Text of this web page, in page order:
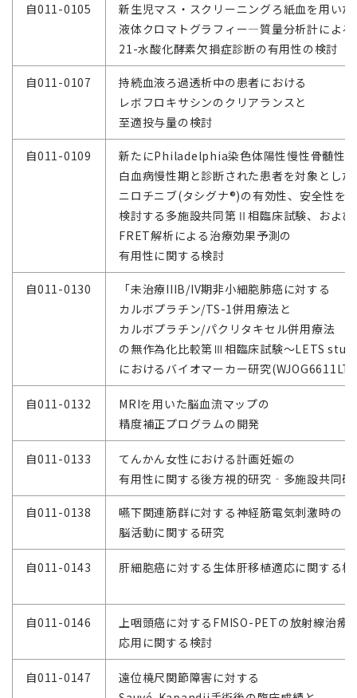
自011-0105
新生児マス・スクリーニングろ紙血を用いた
液体クロマトグラフィー―質量分析計による
21-水酸化酵素欠損症診断の有用性の検討
自011-0107
持続血液ろ過透析中の患者における
レボフロキサシンのクリアランスと
至適投与量の検討
自011-0109
新たにPhiladelphia染色体陽性慢性骨髄性
白血病慢性期と診断された患者を対象とした
ニロチニブ(タシグナ®)の有効性、安全性を
検討する多施設共同第Ⅱ相臨床試験、および
FRET解析による治療効果予測の
有用性に関する検討
自011-0130
「未治療IIIB/IV期非小細胞肺癌に対する
カルボプラチン/TS-1併用療法と
カルボプラチン/パクリタキセル併用療法
の無作為化比較第Ⅲ相臨床試験～LETS
におけるバイオマーカー研究
自011-0132
MRIを用いた脳血流マップの
精度補正プログラムの開発
自011-0133
てんかん女性における計画妊娠の
有用性に関する後方視的研究‐多施設共同研
自011-0138
嚥下関連筋群に対する神経筋電気刺激時の
脳活動に関する研究
自011-0143 肝細胞癌に対する生体肝移植適応に関する検
自011-0146
上咽頭癌に対するFMISO-PETの放射線治療
応用に関する検討
自011-0147
遠位橈尺関節障害に対する